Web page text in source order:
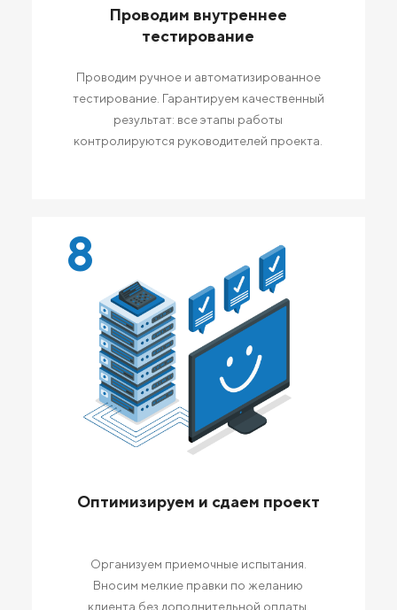
Проводим внутреннее
тестирование
Проводим ручное и автоматизированное
тестирование. Гарантируем качественный
результат: все этапы работы
контролируются руководителей проекта.
8
Оптимизируем и сдаем проект
Организуем приемочные испытания.
Вносим мелкие правки по желанию
клиента без дополнительной оплаты.